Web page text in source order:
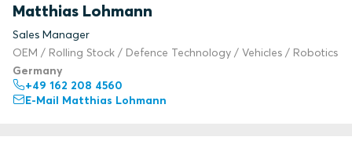
Matthias Lohmann
Sales Manager
OEM / Rolling Stock / Defence Technology / Vehicles / Robotics
Germany
+49 162 208 4560
E-Mail Matthias Lohmann